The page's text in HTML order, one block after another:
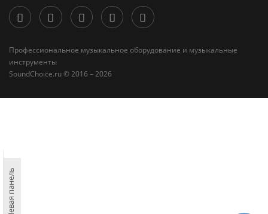
Профессиональное музыкальное оборудование и музыкальные
инструменты
SoundChoice.ru © 2016 – 2026
Левая панель